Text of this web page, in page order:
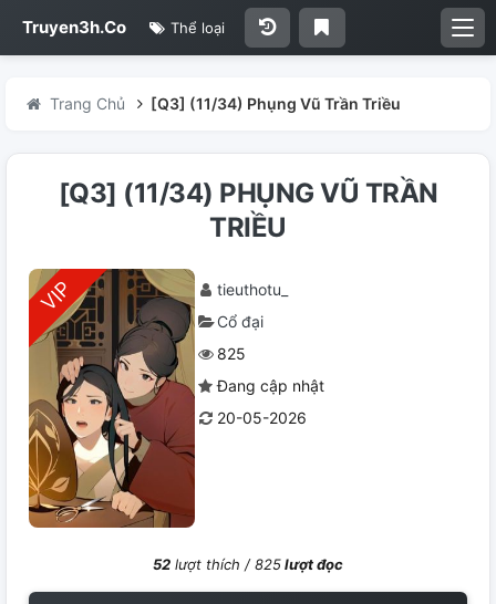
Truyen3h.Co Thể loại
Trang Chủ [Q3] (11/34) Phụng Vũ Trần Triều
[Q3] (11/34) PHỤNG VŨ TRẦN
TRIỀU
tieuthotu_
Cổ đại
825
Đang cập nhật
20-05-2026
52 lượt thích /825lượt đọc